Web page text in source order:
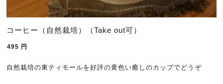
コーヒー（自然栽培）（Take out可）
495 円
自然栽培の東ティモールを好評の黄色い癒しのカップでどうぞ